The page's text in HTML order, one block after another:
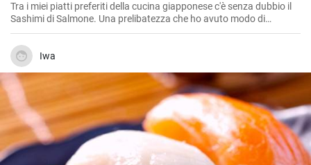
Tra i miei piatti preferiti della cucina giapponese c'è senza dubbio il
Sashimi di Salmone. Una prelibatezza che ho avuto modo di
preparare svariate volte, sia per gli amici che per la mia famiglia. La
purezza del salmone crudo, la delicatezza del gusto e la semplicità
della preparazione lo rendono un piatto sofisticato e allo stesso
tempo estremamente genuino.
Iwa